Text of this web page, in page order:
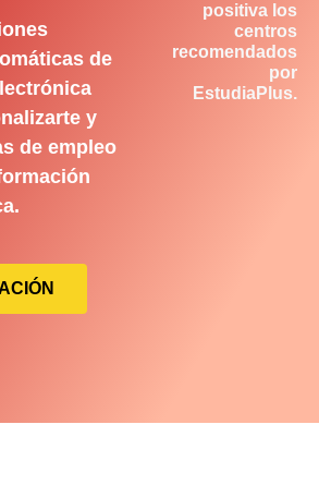
de
y
de empleo
positiva los
centros
recomendados
por
EstudiaPlus.